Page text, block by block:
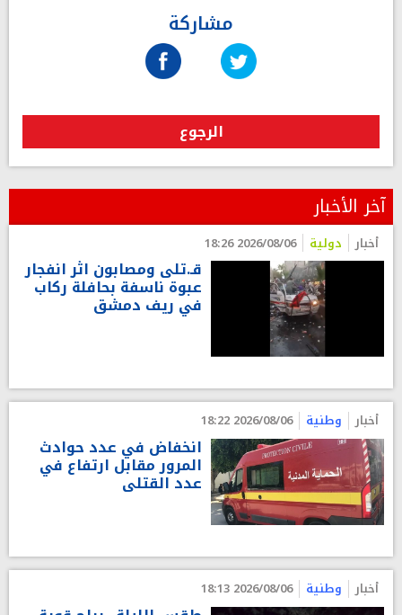
مشاركة
الرجوع
آخر الأخبار
أخبار دولية 2026/08/06 18:26
قـ.تلى ومصابون اثر انفجار
عبوة ناسفة بحافلة ركاب
في ريف دمشق
أخبار وطنية 2026/08/06 18:22
انخفاض في عدد حوادث
المرور مقابل ارتفاع في
عدد القتلى
أخبار وطنية 2026/08/06 18:13